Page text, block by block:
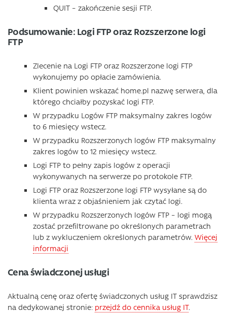
QUIT – zakończenie sesji FTP.
Podsumowanie: Logi FTP oraz Rozszerzone logi
FTP
Zlecenie na Logi FTP oraz Rozszerzone logi FTP
wykonujemy po opłacie zamówienia.
Klient powinien wskazać home.pl nazwę serwera, dla
którego chciałby pozyskać logi FTP.
W przypadku Logów FTP maksymalny zakres logów
to 6 miesięcy wstecz.
W przypadku Rozszerzonych logów FTP maksymalny
zakres logów to 12 miesięcy wstecz.
Logi FTP to pełny zapis logów z operacji
wykonywanych na serwerze po protokole FTP.
Logi FTP oraz Rozszerzone logi FTP wysyłane są do
klienta wraz z objaśnieniem jak czytać logi.
W przypadku Rozszerzonych logów FTP – logi mogą
zostać przefiltrowane po określonych parametrach
lub z wykluczeniem określonych parametrów. Więcej
informacji
Cena świadczonej usługi
Aktualną cenę oraz ofertę świadczonych usług IT sprawdzisz
na dedykowanej stronie: przejdź do cennika usług IT.